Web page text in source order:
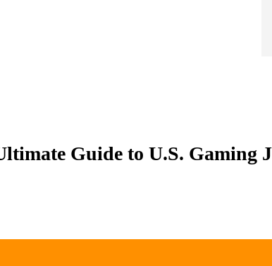
Guide to U.S. Gaming